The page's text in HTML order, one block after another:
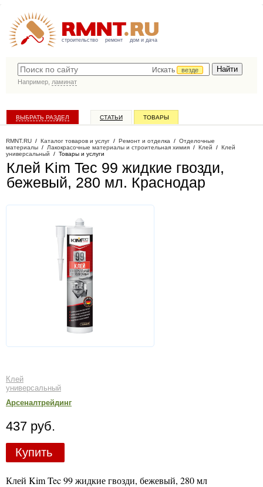
строительство ремонт дом и дача
Искать
везде
Например, ламинат
ВЫБРАТЬ РАЗДЕЛ СТАТЬИ ТОВАРЫ
RMNT.RU / Каталог товаров и услуг / Ремонт и отделка / Отделочные
материалы / Лакокрасочные материалы и строительная химия / Клей / Клей
универсальный / Товары и услуги
Клей Kim Tec 99 жидкие гвозди,
бежевый, 280 мл. Краснодар
Клей
универсальный
Арсеналтрейдинг
437 руб.
Купить
Клей Kim Tec 99 жидкие гвозди, бежевый, 280 мл